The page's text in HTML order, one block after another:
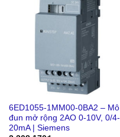
6ED1055-1MM00-0BA2 – Mô
đun mở rộng 2AO 0-10V, 0/4-
20mA | Siemens